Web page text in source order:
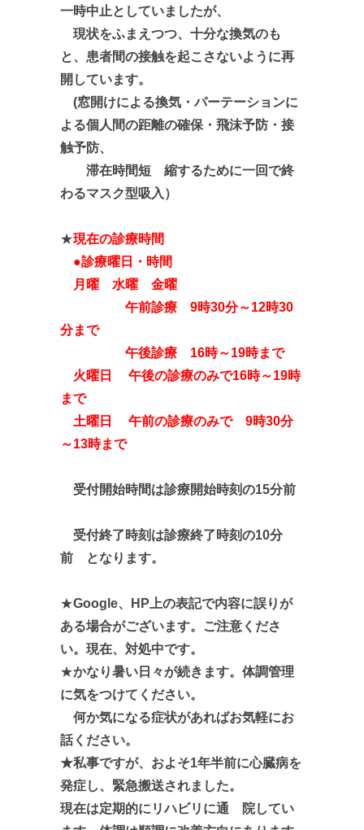
一時中止としていましたが、
現状をふまえつつ、十分な換気のも
と、患者間の接触を起こさないように再
開しています。
(窓開けによる換気・パーテーションに
よる個人間の距離の確保・飛沫予防 ・接
触予防、
滞在時間短 縮するために一回で終
わるマスク型吸入 ）
★現在の診療時間
●診療曜日・時間
月曜 水曜 金曜
午前診療 9時30分～12時30
分まで
午後診療 16時～19時まで
火曜日 午後の診療のみで16時～19時
まで
土曜日 午前の診療のみで 9時30分
～13時まで
受付開始時間は診療開始時刻の15分前
受付終了時刻は診療終了時刻の10分
前 となります。
★Google、HP上の表記で内容に誤りが
ある場合がございます。ご注意くださ
い。現在、対処中です。
★かなり暑い日々が続きます。 体調管理
に気をつけてください。
何か気になる症状があればお気軽にお
話ください。
★私事ですが、およそ1年半前に心臓病を
発症し、緊急搬送されました。
現在は定期的にリハビリに通 院してい